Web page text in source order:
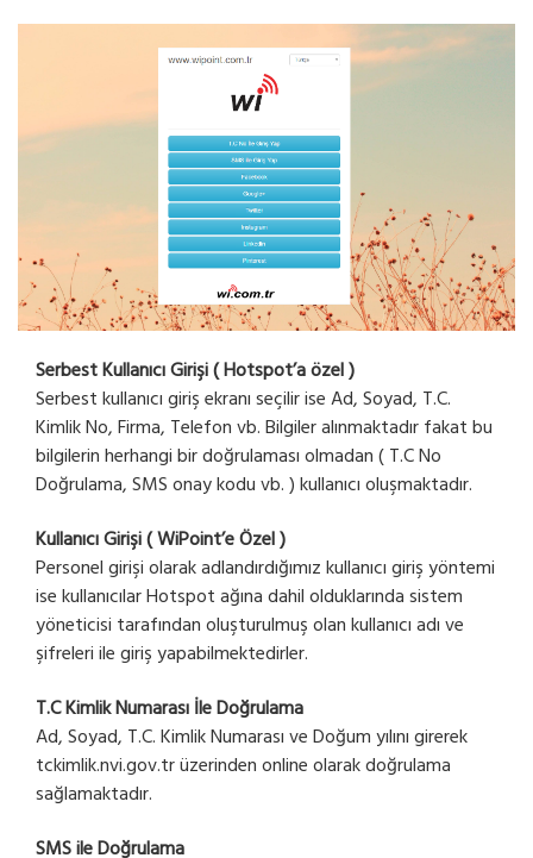
Serbest Kullanıcı Girişi ( Hotspot’a özel )
Serbest kullanıcı giriş ekranı seçilir ise Ad, Soyad, T.C.
Kimlik No, Firma, Telefon vb. Bilgiler alınmaktadır fakat bu
bilgilerin herhangi bir doğrulaması olmadan ( T.C No
Doğrulama, SMS onay kodu vb. ) kullanıcı oluşmaktadır.
Kullanıcı Girişi ( WiPoint’e Özel )
Personel girişi olarak adlandırdığımız kullanıcı giriş yöntemi
ise kullanıcılar Hotspot ağına dahil olduklarında sistem
yöneticisi tarafından oluşturulmuş olan kullanıcı adı ve
şifreleri ile giriş yapabilmektedirler.
T.C Kimlik Numarası İle Doğrulama
Ad, Soyad, T.C. Kimlik Numarası ve Doğum yılını girerek
tckimlik.nvi.gov.tr üzerinden online olarak doğrulama
sağlamaktadır.
SMS ile Doğrulama